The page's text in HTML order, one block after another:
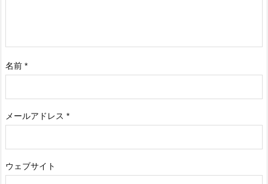
名前 *
メールアドレス *
ウェブサイト